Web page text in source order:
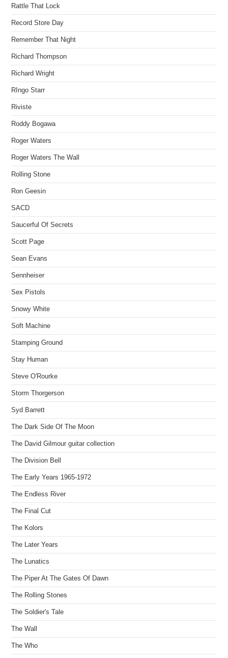
Rattle That Lock
Record Store Day
Remember That Night
Richard Thompson
Richard Wright
RIngo Starr
Riviste
Roddy Bogawa
Roger Waters
Roger Waters The Wall
Rolling Stone
Ron Geesin
SACD
Saucerful Of Secrets
Scott Page
Sean Evans
Sennheiser
Sex Pistols
Snowy White
Soft Machine
Stamping Ground
Stay Human
Steve O'Rourke
Storm Thorgerson
Syd Barrett
The Dark Side Of The Moon
The David Gilmour guitar collection
The Division Bell
The Early Years 1965-1972
The Endless River
The Final Cut
The Kolors
The Later Years
The Lunatics
The Piper At The Gates Of Dawn
The Rolling Stones
The Soldier's Tale
The Wall
The Who